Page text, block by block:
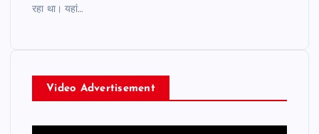
रहा था। यहां…
Video Advertisement